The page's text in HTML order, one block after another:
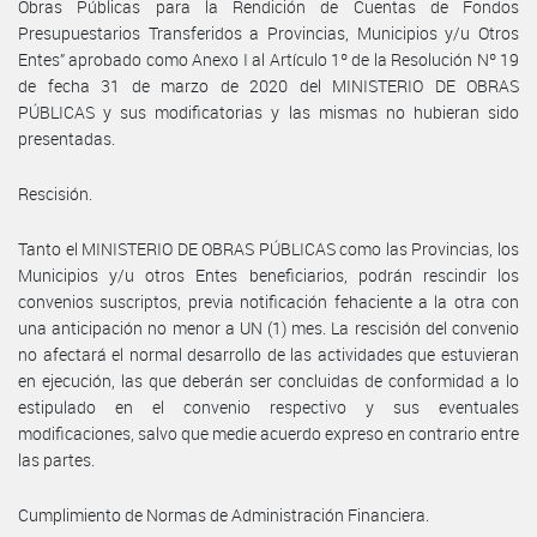
Obras Públicas para la Rendición de Cuentas de Fondos
Presupuestarios Transferidos a Provincias, Municipios y/u Otros
Entes” aprobado como Anexo I al Artículo 1º de la Resolución Nº 19
de fecha 31 de marzo de 2020 del MINISTERIO DE OBRAS
PÚBLICAS y sus modificatorias y las mismas no hubieran sido
presentadas.
Rescisión.
Tanto el MINISTERIO DE OBRAS PÚBLICAS como las Provincias, los
Municipios y/u otros Entes beneficiarios, podrán rescindir los
convenios suscriptos, previa notificación fehaciente a la otra con
una anticipación no menor a UN (1) mes. La rescisión del convenio
no afectará el normal desarrollo de las actividades que estuvieran
en ejecución, las que deberán ser concluidas de conformidad a lo
estipulado en el convenio respectivo y sus eventuales
modificaciones, salvo que medie acuerdo expreso en contrario entre
las partes.
Cumplimiento de Normas de Administración Financiera.